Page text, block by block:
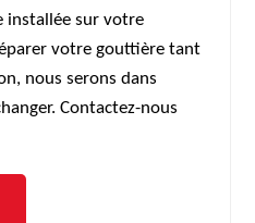
installée sur votre
votre gouttière tant
nous serons dans
Contactez-nous